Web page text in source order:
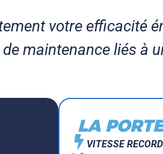
votre efficacité
maintenance liés à
LA
VITESSE